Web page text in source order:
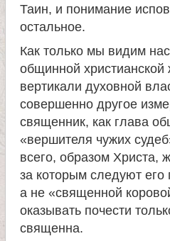
Таин, и понимание
остальное.
Как только мы видим
общинной христианской
вертикали духовной
совершенно другое
священник, как глава
«вершителя чужих
всего, образом Христа,
за которым следуют
а не «священной
оказывать почести
священна.